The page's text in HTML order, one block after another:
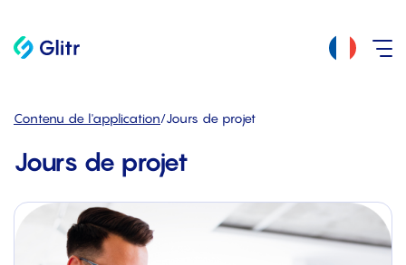
Contenu de l'application/Jours de projet
Jours de projet